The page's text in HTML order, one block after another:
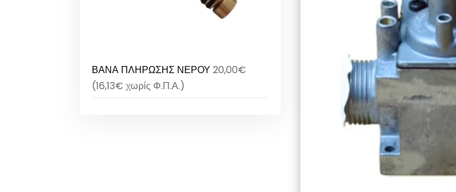
ΒΑΝΑ ΠΛΗΡΩΣΗΣ ΝΕΡΟΥ 20,00€
(16,13€ χωρίς Φ.Π.Α.)